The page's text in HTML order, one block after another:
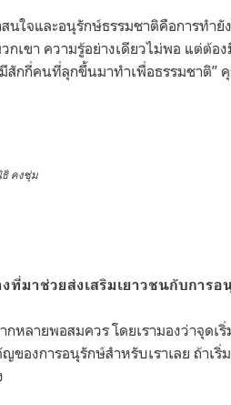
นใจและอนุรักษ์ธรรมชาติคือการทำ
เขา ความรู้อย่างเดียวไม่พอ แต่ต้อ
กกี่คนที่ลุกขึ้นมาทำเพื่อธรรมชาติ”
คงชุ่ม
ที่มาช่วยส่งเสริมเยาวชนกับการอ
หลายพอสมควร โดยเรามองว่าจุดเ
ของการอนุรักษ์สำหรับเราเลย ถ้าเ